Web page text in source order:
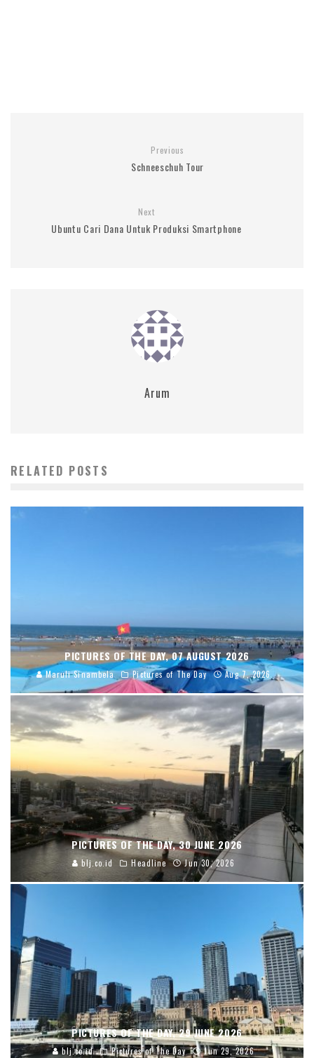
Previous
Schneeschuh Tour
Next
Ubuntu Cari Dana Untuk Produksi Smartphone
Arum
RELATED POSTS
PICTURES OF THE DAY, 07 AUGUST 2026
Maruli Sinambela Pictures of The Day Aug 7, 2026
PICTURES OF THE DAY, 30 JUNE 2026
blj.co.id Headline Jun 30, 2026
PICTURES OF THE DAY, 29 JUNE 2026
blj.co.id Pictures of The Day Jun 29, 2026